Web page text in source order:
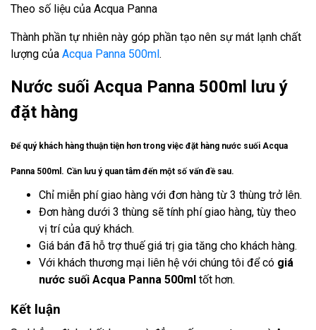
Theo số liệu của Acqua Panna
Thành phần tự nhiên này góp phần tạo nên sự mát lạnh chất
lượng của Acqua Panna 500ml .
Nước suối Acqua Panna 500ml lưu ý
đặt hàng
Để quý khách hàng thuận tiện hơn trong việc đặt hàng nước suối Acqua
Panna 500ml. Cần lưu ý quan tâm đến một số vấn đề sau.
Chỉ miễn phí giao hàng với đơn hàng từ 3 thùng trở lên.
Đơn hàng dưới 3 thùng sẽ tính phí giao hàng, tùy theo
vị trí của quý khách.
Giá bán đã hỗ trợ thuế giá trị gia tăng cho khách hàng.
Với khách thương mại liên hệ với chúng tôi để có giá
nước suối Acqua Panna 500ml tốt hơn.
Kết luận